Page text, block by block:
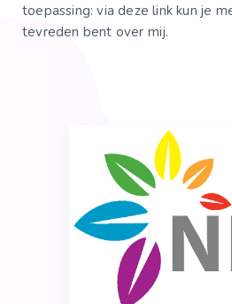
toepassing: via deze link kun je
tevreden bent over mij.